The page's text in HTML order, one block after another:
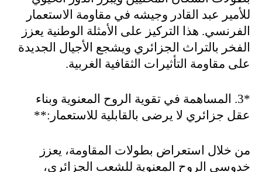
للأمير عبد القادر وجيشه في مقاومة الاستعمار
الفرنسي. هذا التركيز على الأمثلة الوطنية يعزز
الفخر بالتراث الجزائري ويشجع الأجيال الجديدة
على مقاومة التأثيرات الثقافية الغربية.
*3.
المساهمة في تقوية الروح المعنوية وبناء
عقل جزائري لا يرضى بالقابلية للاستعمار :**
من خلال استعراض بطولات المقاومة، يعزز
خدوسي الروح المعنوية للشعب الجزائري،